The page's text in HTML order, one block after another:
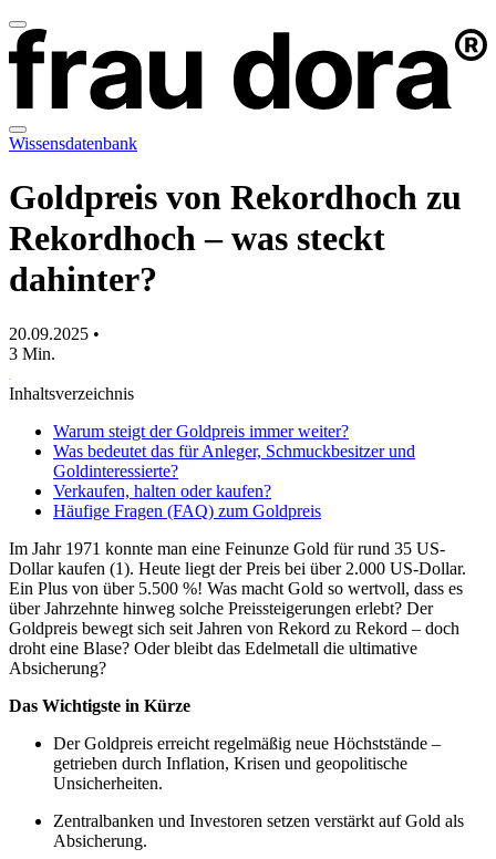
Wissensdatenbank
Goldpreis von Rekordhoch zu
Rekordhoch – was steckt
dahinter?
20.09.2025 •
3 Min.
Inhaltsverzeichnis
Warum steigt der Goldpreis immer weiter?
Was bedeutet das für Anleger, Schmuckbesitzer und
Goldinteressierte?
Verkaufen, halten oder kaufen?
Häufige Fragen (FAQ) zum Goldpreis
Im Jahr 1971 konnte man eine Feinunze Gold für rund 35 US-
Dollar kaufen (1). Heute liegt der Preis bei über 2.000 US-Dollar.
Ein Plus von über 5.500 %! Was macht Gold so wertvoll, dass es
über Jahrzehnte hinweg solche Preissteigerungen erlebt? Der
Goldpreis bewegt sich seit Jahren von Rekord zu Rekord – doch
droht eine Blase? Oder bleibt das Edelmetall die ultimative
Absicherung?
Das Wichtigste in Kürze
Der Goldpreis erreicht regelmäßig neue Höchststände –
getrieben durch Inflation, Krisen und geopolitische
Unsicherheiten.
Zentralbanken und Investoren setzen verstärkt auf Gold als
Absicherung.